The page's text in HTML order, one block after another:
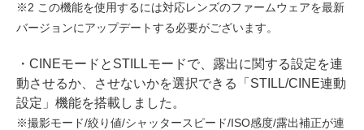
※2 この機能を使用するには対応レンズのファームウェアを最新
バージョンにアップデートする必要がございます。
・CINEモードとSTILLモードで、露出に関する設定を連
動させるか、させないかを選択できる「STILL/CINE連動
設定」機能を搭載しました。
※撮影モード/絞り値/シャッタースピード/ISO感度/露出補正が連